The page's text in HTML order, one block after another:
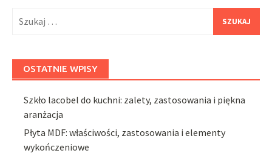
OSTATNIE WPISY
Szkło lacobel do kuchni: zalety, zastosowania i piękna
aranżacja
Płyta MDF: właściwości, zastosowania i elementy
wykończeniowe